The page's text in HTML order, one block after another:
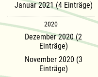
Januar 2021 (4 Einträge)
2020
Dezember 2020 (2
Einträge)
November 2020 (3
Einträge)